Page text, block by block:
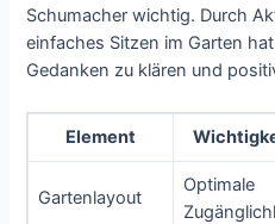
Schumacher wichtig. Durch
einfaches Sitzen im Garten
Gedanken zu klären und
Element
Gartenlayout
Optimale